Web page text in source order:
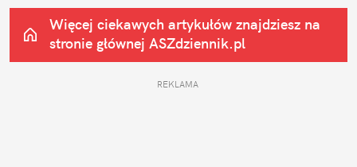
Więcej ciekawych artykułów znajdziesz na
stronie głównej ASZdziennik.pl
REKLAMA